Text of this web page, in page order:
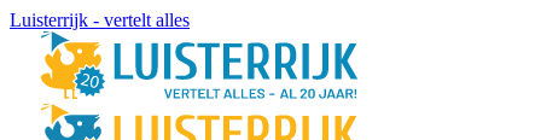
Luisterrijk - vertelt alles